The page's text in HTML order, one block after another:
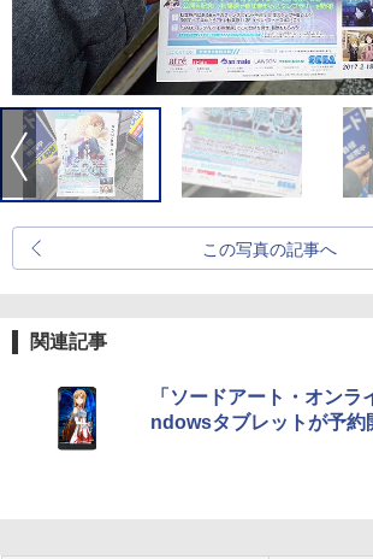
この写真の記事へ
関連記事
「ソードアート・オンラ
ndowsタブレットが予約